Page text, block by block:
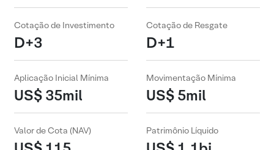
Cotação de Investimento
D+3
Cotação de Resgate
D+1
Aplicação Inicial Mínima
US$ 35mil
Movimentação Mínima
US$ 5mil
Valor de Cota (NAV) Patrimônio Líquido